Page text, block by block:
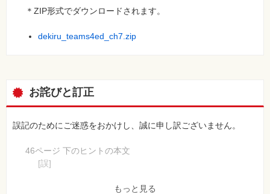
＊ZIP形式でダウンロードされます。
dekiru_teams4ed_ch7.zip
お詫びと訂正
誤記のためにご迷惑をおかけし、誠に申し訳ございません。
46ページ 下のヒントの本文
[誤]
ネルの中に作られます。もっと見る